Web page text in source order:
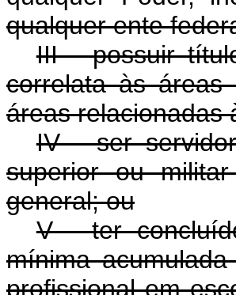
qualquer ente
III - possuir
correlata às
áreas relacionadas
IV - ser
superior ou
general; ou
V - ter
mínima
profissional em